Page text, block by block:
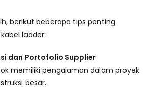
berikut beberapa tips penting
ladder:
dan Portofolio Supplier
memiliki pengalaman dalam proyek
besar.